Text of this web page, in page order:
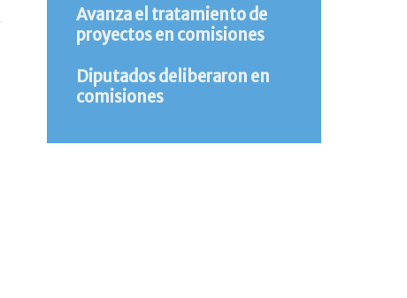
Avanza el tratamiento de
proyectos en comisiones
Diputados deliberaron en
comisiones